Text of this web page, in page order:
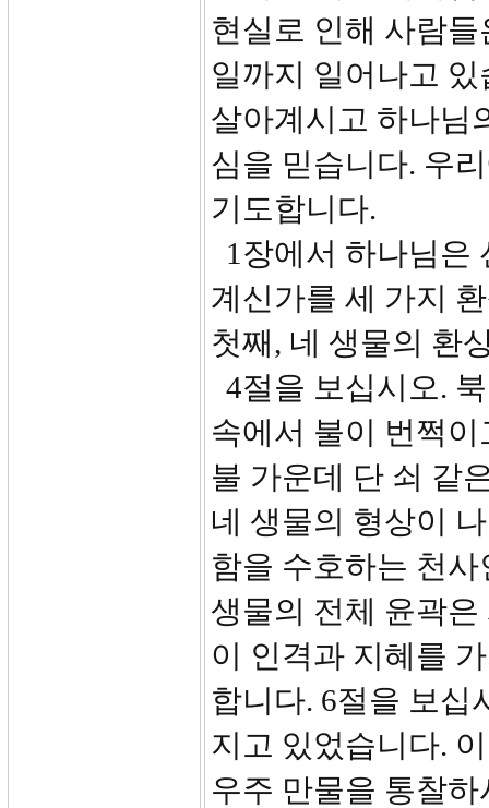
현실로 인해 사람
일까지 일어나고
살아계시고 하나님
심을 믿습니다. 우
기도합니다.
1장에서 하나님은
계신가를 세 가지
첫째, 네 생물의 환
4절을 보십시오.
속에서 불이 번쩍
불 가운데 단 쇠 같
네 생물의 형상이
함을 수호하는 천사
생물의 전체 윤곽
이 인격과 지혜를
합니다. 6절을 보십
지고 있었습니다.
우주 만물을 통찰